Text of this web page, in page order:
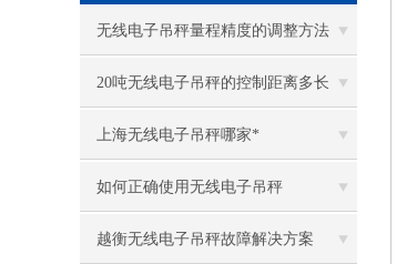
无线电子吊秤量程精度的调整方法
20吨无线电子吊秤的控制距离多长
上海无线电子吊秤哪家*
如何正确使用无线电子吊秤
越衡无线电子吊秤故障解决方案